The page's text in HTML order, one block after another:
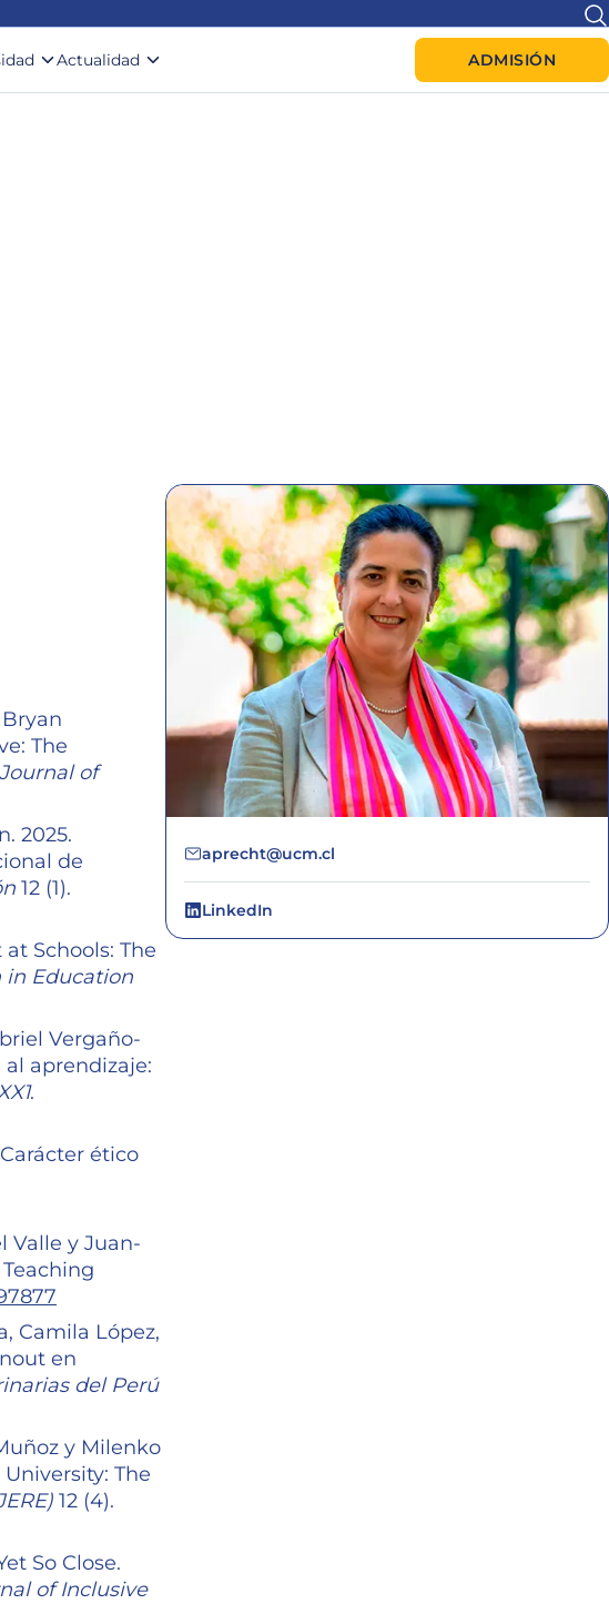
Actualidad ADMISIÓN
The
of
2025.
de
12 (1).
Schools: The
in Education
Vergaño-
aprendizaje:
.
ético
Valle y Juan-
Camila López,
en
del Perú
y Milenko
The
12 (4).
So Close.
of Inclusive
aprecht@ucm.cl
LinkedIn